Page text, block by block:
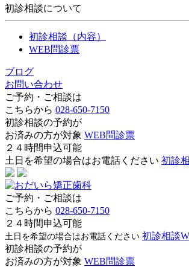
初診相談について
初診相談（内容）
WEB問診票
ブログ
お問い合わせ
ご予約・ご相談は
こちらから 028-650-7150
初診相談の予約が
お済みの方が対象 WEB問診票
２４時間申込可能
土日を希望の場合はお電話ください 初診
ご予約・ご相談は
こちらから 028-650-7150
２４時間申込可能
土日を希望の場合はお電話ください 初診相談
初診相談の予約が
お済みの方が対象 WEB問診票